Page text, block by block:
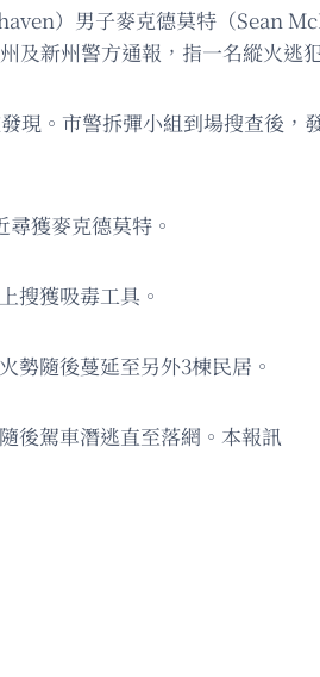
）男子麥克德莫特（Sean
及新州警方通報，指一名縱火逃
。市警拆彈小組到場搜查後，
獲麥克德莫特。
搜獲吸毒工具。
勢隨後蔓延至另外3棟民居。
後駕車潛逃直至落網。本報訊